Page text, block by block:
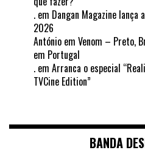
. em Dangan Magazine
2026
António em Venom – Preto,
em Portugal
. em Arranca o especial
TVCine Edition”
BANDA